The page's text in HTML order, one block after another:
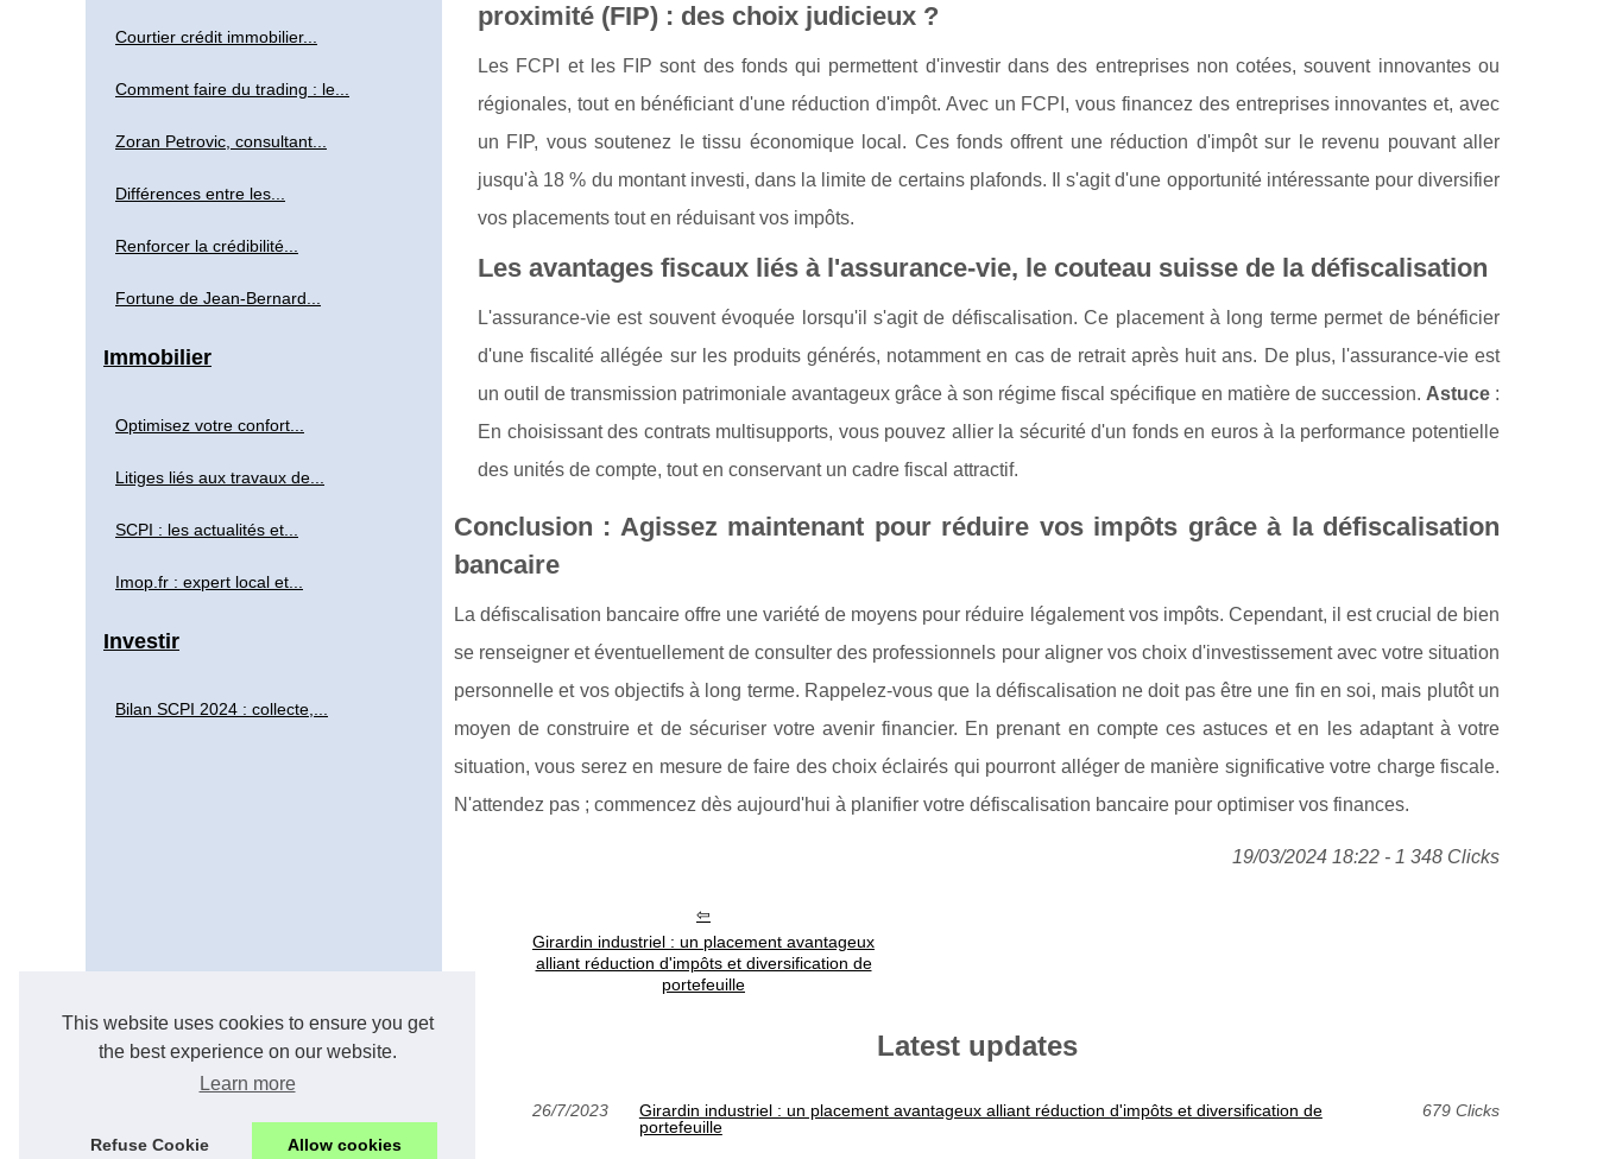
This website uses cookies to ensure you get
the best experience on our website.
Learn more
Refuse Cookie Allow cookies
proximité (FIP) : des choix judicieux ?
Les FCPI et les FIP sont des fonds qui permettent d'investir dans des entreprises non cotées, souvent innovantes ou
régionales, tout en bénéficiant d'une réduction d'impôt. Avec un FCPI, vous financez des entreprises innovantes et, avec
un FIP, vous soutenez le tissu économique local. Ces fonds offrent une réduction d'impôt sur le revenu pouvant aller
jusqu'à 18 % du montant investi, dans la limite de certains plafonds. Il s'agit d'une opportunité intéressante pour diversifier
vos placements tout en réduisant vos impôts.
Les avantages fiscaux liés à l'assurance-vie, le couteau suisse de la défiscalisation
L'assurance-vie est souvent évoquée lorsqu'il s'agit de défiscalisation. Ce placement à long terme permet de bénéficier
d'une fiscalité allégée sur les produits générés, notamment en cas de retrait après huit ans. De plus, l'assurance-vie est
un outil de transmission patrimoniale avantageux grâce à son régime fiscal spécifique en matière de succession. Astuce :
En choisissant des contrats multisupports, vous pouvez allier la sécurité d'un fonds en euros à la performance potentielle
des unités de compte, tout en conservant un cadre fiscal attractif.
Conclusion : Agissez maintenant pour réduire vos impôts grâce à la défiscalisation
bancaire
La défiscalisation bancaire offre une variété de moyens pour réduire légalement vos impôts. Cependant, il est crucial de bien
se renseigner et éventuellement de consulter des professionnels pour aligner vos choix d'investissement avec votre situation
personnelle et vos objectifs à long terme. Rappelez-vous que la défiscalisation ne doit pas être une fin en soi, mais plutôt un
moyen de construire et de sécuriser votre avenir financier. En prenant en compte ces astuces et en les adaptant à votre
situation, vous serez en mesure de faire des choix éclairés qui pourront alléger de manière significative votre charge fiscale.
N'attendez pas ; commencez dès aujourd'hui à planifier votre défiscalisation bancaire pour optimiser vos finances.
19/03/2024 18:22 - 1 348 Clicks
Girardin industriel : un placement avantageux
alliant réduction d'impôts et diversification de
portefeuille
Latest updates
26/7/2023
Girardin industriel : un placement avantageux alliant réduction d'impôts et diversification de
portefeuille
679 Clicks
Courtier crédit immobilier...
Comment faire du trading : le...
Zoran Petrovic, consultant...
Différences entre les...
Renforcer la crédibilité...
Fortune de Jean-Bernard...
Immobilier
Optimisez votre confort...
Litiges liés aux travaux de...
SCPI : les actualités et...
Imop.fr : expert local et...
Investir
Bilan SCPI 2024 : collecte,...